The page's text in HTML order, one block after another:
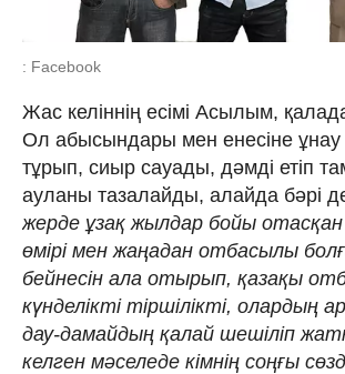
: Facebook
Жас келіннің есімі Асылым,
Ол абысындары мен енесіне ұнау
тұрып, сиыр сауады, дәмді етіп
ауланы тазалайды, алайда бәрі де
жерде ұзақ жылдар бойы
өмірі мен жаңадан отбасылы
бейнесін ала отырып, қазақы
күнделікті тіршілікті, олардың
дау-дамайдың қалай шешіліп
келген мәселеде кімнің соңғы